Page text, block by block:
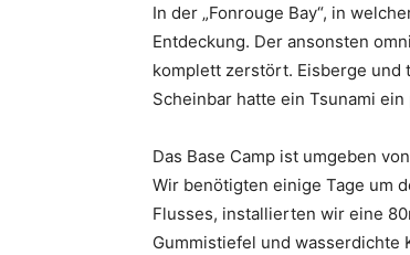
In der „Fonrouge Bay“, in
Entdeckung. Der ansonsten
komplett zerstört. Eisberge und
Scheinbar hatte ein Tsunami
Das Base Camp ist umgeben
Wir benötigten einige Tage um
Flusses, installierten wir eine
Gummistiefel und wasserdichte